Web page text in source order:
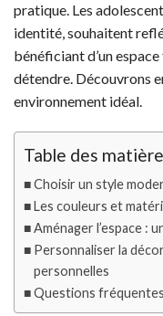
pratique. Les
identité, souhaitent
bénéficiant d’un
détendre. Découvrons
environnement idéal.
Table des
Choisir un style
Les couleurs et
Aménager l’espace :
Personnaliser la
personnelles
Questions fréquentes